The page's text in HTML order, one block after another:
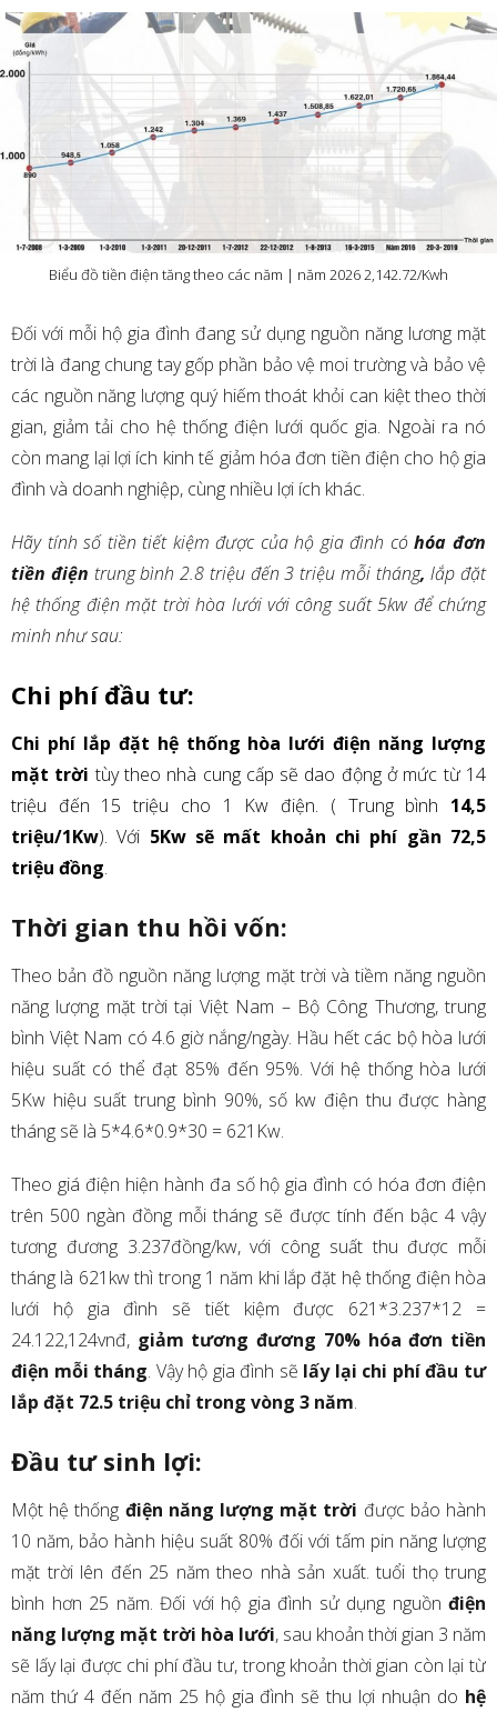
Biểu đồ tiền điện tăng theo các năm | năm 2026 2,142.72/Kwh
Đối với mỗi hộ gia đình đang sử dụng nguồn năng lương mặt
trời là đang chung tay gốp phần bảo vệ moi trường và bảo vệ
các nguồn năng lượng quý hiếm thoát khỏi can kiệt theo thời
gian, giảm tải cho hệ thống điện lưới quốc gia. Ngoài ra nó
còn mang lại lợi ích kinh tế giảm hóa đơn tiền điện cho hộ gia
đình và doanh nghiệp, cùng nhiều lợi ích khác.
Hãy tính số tiền tiết kiệm được của hộ gia đình cóhóa đơn
tiền điện trung bình 2.8 triệu đến 3 triệu mỗi tháng, lắp đặt
hệ thống điện mặt trời hòa lưới với công suất 5kw để chứng
minh như sau:
Chi phí đầu tư:
Chi phí lắp đặt hệ thống hòa lưới điện năng lượng
mặt trời tùy theo nhà cung cấp sẽ dao động ở mức từ 14
triệu đến 15 triệu cho 1 Kw điện. ( Trung bình 14,5
triệu/1Kw). Với 5Kw sẽ mất khoản chi phí gần 72,5
triệu đồng.
Thời gian thu hồi vốn:
Theo bản đồ nguồn năng lượng mặt trời và tiềm năng nguồn
năng lượng mặt trời tại Việt Nam – Bộ Công Thương, trung
bình Việt Nam có 4.6 giờ nắng/ngày. Hầu hết các bộ hòa lưới
hiệu suất có thể đạt 85% đến 95%. Với hệ thống hòa lưới
5Kw hiệu suất trung bình 90%, số kw điện thu được hàng
tháng sẽ là 5*4.6*0.9*30 = 621Kw.
Theo giá điện hiện hành đa số hộ gia đình có hóa đơn điện
trên 500 ngàn đồng mỗi tháng sẽ được tính đến bậc 4 vậy
tương đương 3.237đồng/kw, với công suất thu được mỗi
tháng là 621kw thì trong 1 năm khi lắp đặt hệ thống điện hòa
lưới hộ gia đình sẽ tiết kiệm được 621*3.237*12 =
24.122,124vnđ, giảm tương đương 70% hóa đơn tiền
điện mỗi tháng. Vậy hộ gia đình sẽ lấy lại chi phí đầu tư
lắp đặt 72.5 triệu chỉ trong vòng 3 năm.
Đầu tư sinh lợi:
Một hệ thống điện năng lượng mặt trời được bảo hành
10 năm, bảo hành hiệu suất 80% đối với tấm pin năng lượng
mặt trời lên đến 25 năm theo nhà sản xuất. tuổi thọ trung
bình hơn 25 năm. Đối với hộ gia đình sử dụng nguồn điện
năng lượng mặt trời hòa lưới, sau khoản thời gian 3 năm
sẽ lấy lại được chi phí đầu tư, trong khoản thời gian còn lại từ
năm thứ 4 đến năm 25 hộ gia đình sẽ thu lợi nhuận do hệ